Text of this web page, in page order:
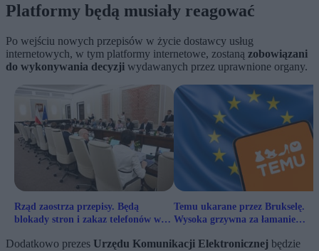
Platformy będą musiały reagować
Po wejściu nowych przepisów w życie dostawcy usług
internetowych, w tym platformy internetowe, zostaną zobowiązani
do wykonywania decyzji wydawanych przez uprawnione organy.
Rząd zaostrza przepisy. Będą
blokady stron i zakaz telefonów w
Temu ukarane przez Brukselę.
Wysoka grzywna za łamanie
Dodatkowo prezes Urzędu Komunikacji Elektronicznej będzie